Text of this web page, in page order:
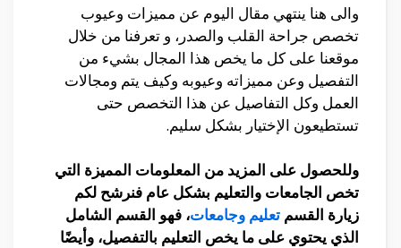
والى هنا ينتهي مقال اليوم عن مميزات وعيوب
تخصص جراحة القلب والصدر، و تعرفنا من خلال
موقعنا على كل ما يخص هذا المجال بشيء من
التفصيل وعن مميزاته وعيوبه وكيف يتم ومجالات
العمل وكل التفاصيل عن هذا التخصص حتى
تستطيعون الإختيار بشكل سليم.
وللحصول على المزيد من المعلومات المميزة التي
تخص الجامعات والتعليم بشكل عام فنرشح لكم
زيارة القسم تعليم وجامعات، فهو القسم الشامل
الذي يحتوي على ما يخص التعليم بالتفصيل، وأيضًا